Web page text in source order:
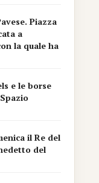
Piazza
a
la quale ha
e le borse
il Re del
del